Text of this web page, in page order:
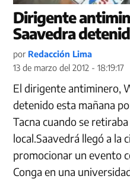
Dirigente
Saavedra
por Redacción Lima
13 de marzo del 2012 - 18:19:17
El dirigente antiminero,
detenido esta mañana
Tacna cuando se
local.Saavedrá llegó a la
promocionar un evento
Conga en una